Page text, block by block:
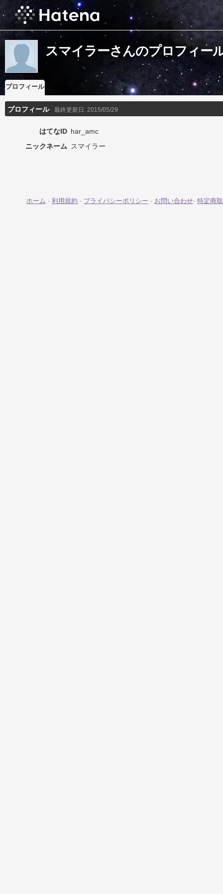
スマイラーさんのプロフィー
プロフィール
プロフィール 最終更新日: 2015/05/29
はてなID har_amc
ニックネーム スマイラー
ホーム - 利用規約 - プライバシーポリシー - お問い合わせ- 特定商